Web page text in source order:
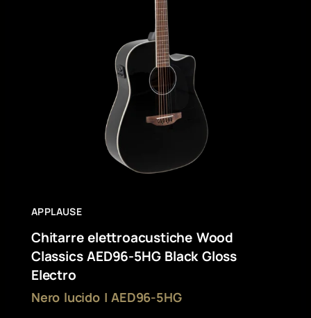
APPLAUSE
Chitarre elettroacustiche Wood
Classics AED96-5HG Black Gloss
Electro
Nero lucido | AED96-5HG